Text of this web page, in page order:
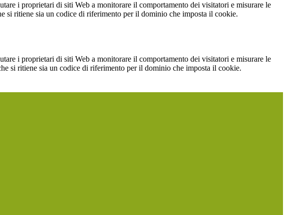
i proprietari di siti Web a monitorare il comportamento dei visitatori e misurare le
si ritiene sia un codice di riferimento per il dominio che imposta il cookie.
i proprietari di siti Web a monitorare il comportamento dei visitatori e misurare le
si ritiene sia un codice di riferimento per il dominio che imposta il cookie.